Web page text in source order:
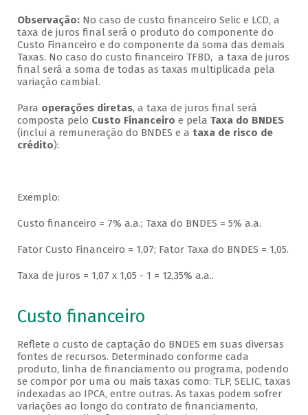
Observação:No caso de custo financeiro Selic e LCD, a
taxa de juros final será o produto do componente do
Custo Financeiro e do componente da soma das demais
Taxas. No caso do custo financeiro TFBD, a taxa de juros
final será a soma de todas as taxas multiplicada pela
variação cambial.
Para operações diretas, a taxa de juros final será
composta pelo Custo Financeiro e pela Taxa do BNDES
(inclui a remuneração do BNDES e a taxa de risco de
crédito):
Exemplo:
Custo financeiro = 7% a.a.; Taxa do BNDES = 5% a.a.
Fator Custo Financeiro = 1,07; Fator Taxa do BNDES = 1,05.
Taxa de juros = 1,07 x 1,05 - 1 = 12,35% a.a..
Custo financeiro
Reflete o custo de captação do BNDES em suas diversas
fontes de recursos. Determinado conforme cada
produto, linha de financiamento ou programa, podendo
se compor por uma ou mais taxas como: TLP, SELIC, taxas
indexadas ao IPCA, entre outras. As taxas podem sofrer
variações ao longo do contrato de financiamento,